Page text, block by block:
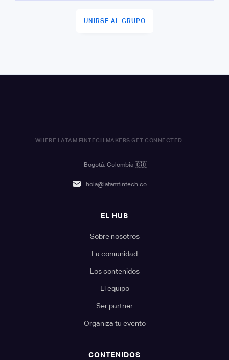
UNIRSE AL GRUPO
WHERE LATAM FINTECH MAKERS GET CONNECTED.
Bogotá, Colombia 🇨🇴
hola@latamfintech.co
EL HUB
Sobre nosotros
La comunidad
Los contenidos
El equipo
Ser partner
Organiza tu evento
CONTENIDOS